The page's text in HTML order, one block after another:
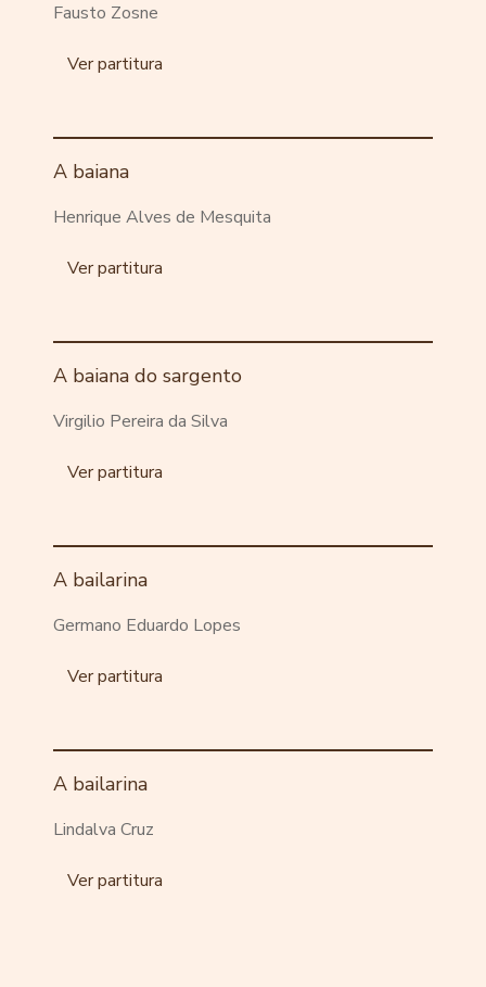
Fausto Zosne
Ver partitura
A baiana
Henrique Alves de Mesquita
Ver partitura
A baiana do sargento
Virgilio Pereira da Silva
Ver partitura
A bailarina
Germano Eduardo Lopes
Ver partitura
A bailarina
Lindalva Cruz
Ver partitura